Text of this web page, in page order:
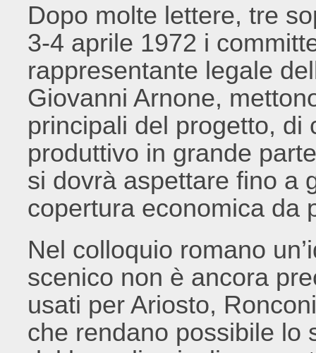
Dopo molte lettere, tre
3-4 aprile 1972 i
rappresentante legale
Giovanni Arnone,
principali del progetto, di
produttivo in grande
si dovrà aspettare fino a
copertura economica da
Nel colloquio romano
scenico non è ancora
usati per Ariosto,
che rendano possibile lo